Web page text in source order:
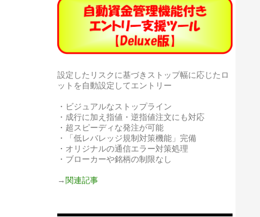
設定したリスクに基づきストップ幅に応じたロ
ットを自動設定してエントリー
・ビジュアルなストップライン
・成行に加え指値・逆指値注文にも対応
・超スピーディな発注が可能
・「低レバレッジ規制対策機能」完備
・オリジナルの通信エラー対策処理
・ブローカーや銘柄の制限なし
→ 関連記事